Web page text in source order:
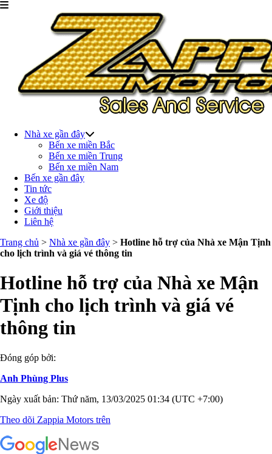
Nhà xe gần đây
Bến xe miền Bắc
Bến xe miền Trung
Bến xe miền Nam
Bến xe gần đây
Tin tức
Xe độ
Giới thiệu
Liên hệ
Trang chủ > Nhà xe gần đây > Hotline hỗ trợ của Nhà xe Mận Tịnh
cho lịch trình và giá vé thông tin
Hotline hỗ trợ của Nhà xe Mận
Tịnh cho lịch trình và giá vé
thông tin
Đóng góp bởi:
Anh Phùng Plus
Ngày xuất bản: Thứ năm, 13/03/2025 01:34 (UTC +7:00)
Theo dõi Zappia Motors trên